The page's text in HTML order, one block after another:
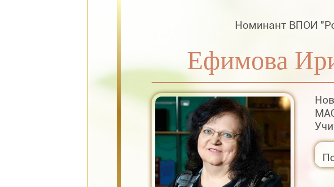
Номинант ВПОИ
Ефимова